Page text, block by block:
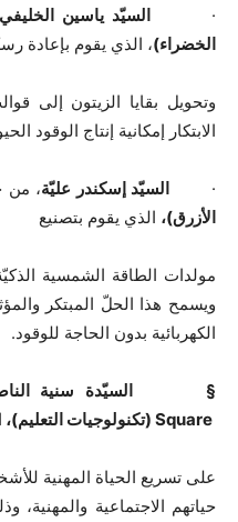
·السيّد ياسين الخليفي
الخضراء)، الذي يقوم بإعادة
وتحويل بقايا الزيتون إلى
الابتكار إمكانية إنتاج الوقود
· السيّد إسكندر عليّة، من
الأزرق)، الذي يقوم بتصنيع
مولدات الطاقة الشمسية
ويسمح هذا الحلّ المبتكر
الكهربائية بدون الحاجة للوقود.
§السيّدة سنية
Square
(تكنولوجيات التعليم)،
على تسريع الحياة المهنية
حياتهم الاجتماعية والمهنية،